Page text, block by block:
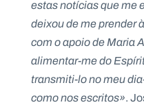
estas notícias que me
deixou de me prender
com o apoio de Maria
alimentar-me do
transmiti-lo no meu
como nos escritos».